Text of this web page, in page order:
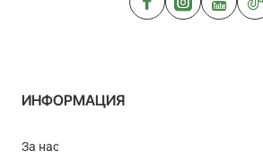
ИНФОРМАЦИЯ
За нас